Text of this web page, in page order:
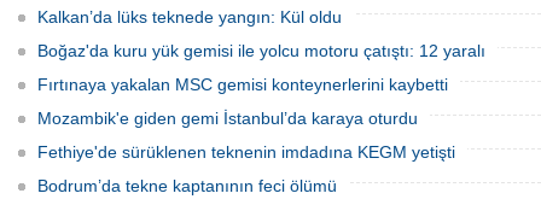
kurtarma çalışmaları sürüyor.
dönemedi.
Kalkan’da lüks teknede yangın: Kül oldu
Boğaz'da kuru yük gemisi ile yolcu motoru çatıştı: 12 yaralı
Fırtınaya yakalan MSC gemisi konteynerlerini kaybetti
Mozambik'e giden gemi İstanbul’da karaya oturdu
Fethiye'de sürüklenen teknenin imdadına KEGM yetişti
Bodrum’da tekne kaptanının feci ölümü